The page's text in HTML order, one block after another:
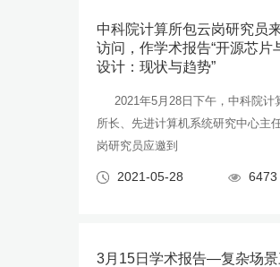
中科院计算所包云岗研究员
访问，作学术报告“开源芯片
设计：现状与趋势”
2021年5月28日下午，中科院计
所长、先进计算机系统研究中心主
岗研究员应邀到
2021-05-28 6473
3月15日学术报告—复杂场景